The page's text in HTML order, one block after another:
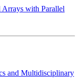
Arrays with Parallel